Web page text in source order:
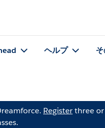
ヘルプ
Registerthree